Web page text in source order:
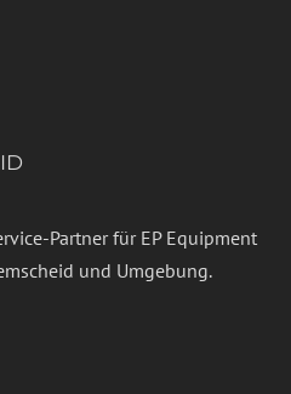
Partner für EP Equipment
und Umgebung.